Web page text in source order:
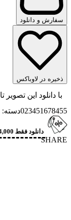
سفارش و دانلود
ذخیره در لاوباکس
با دانلود این تصویر تا
023451678455دسته:
دانلود فقط 44,000 - 22,000 تومان —
SHARE